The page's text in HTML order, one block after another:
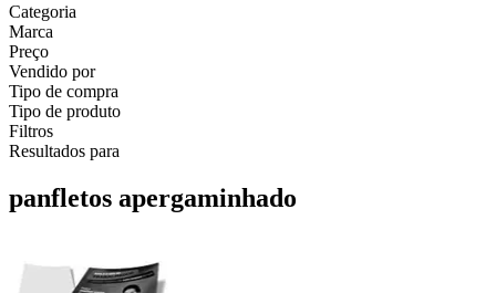
Categoria
Marca
Preço
Vendido por
Tipo de compra
Tipo de produto
Filtros
Resultados para
panfletos apergaminhado